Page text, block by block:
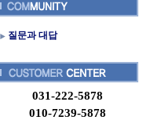
질문과 대답
031-222-5878
010-7239-5878